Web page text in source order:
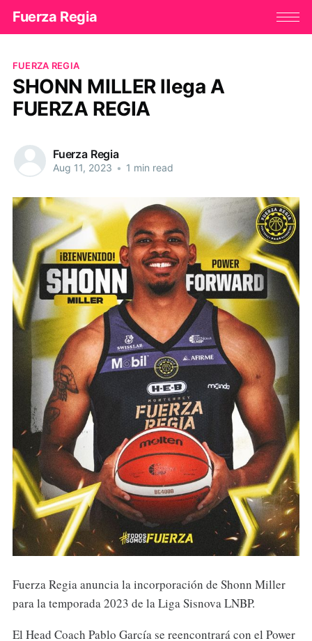
Fuerza Regia
FUERZA REGIA
SHONN MILLER llega A
FUERZA REGIA
Fuerza Regia
Aug 11, 2023 • 1 min read
Fuerza Regia anuncia la incorporación de Shonn Miller
para la temporada 2023 de la Liga Sisnova LNBP.
El Head Coach Pablo García se reencontrará con el Power